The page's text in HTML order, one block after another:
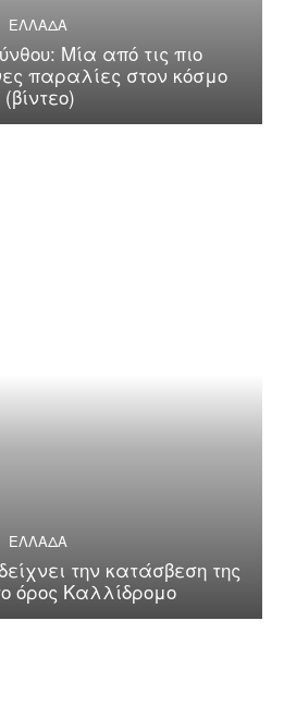
ΕΛΛΑΔΑ
Μία από τις πιο
παραλίες στον κόσμο
(βίντεο)
ΕΛΛΑΔΑ
την κατάσβεση της
όρος Καλλίδρομο